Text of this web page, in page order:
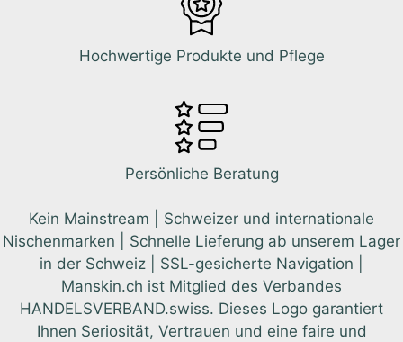
Hochwertige Produkte und Pflege
Persönliche Beratung
Kein Mainstream | Schweizer und internationale
Nischenmarken | Schnelle Lieferung ab unserem Lager
in der Schweiz | SSL-gesicherte Navigation |
Manskin.ch ist Mitglied des Verbandes
HANDELSVERBAND.swiss. Dieses Logo garantiert
Ihnen Seriosität, Vertrauen und eine faire und